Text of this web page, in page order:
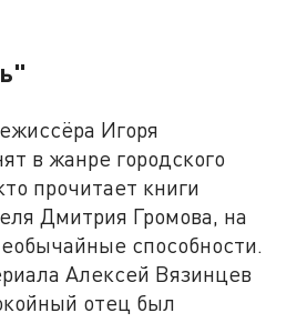
Игоря
в жанре городского
прочитает книги
Дмитрия Громова, на
способности.
Алексей Вязинцев
отец был